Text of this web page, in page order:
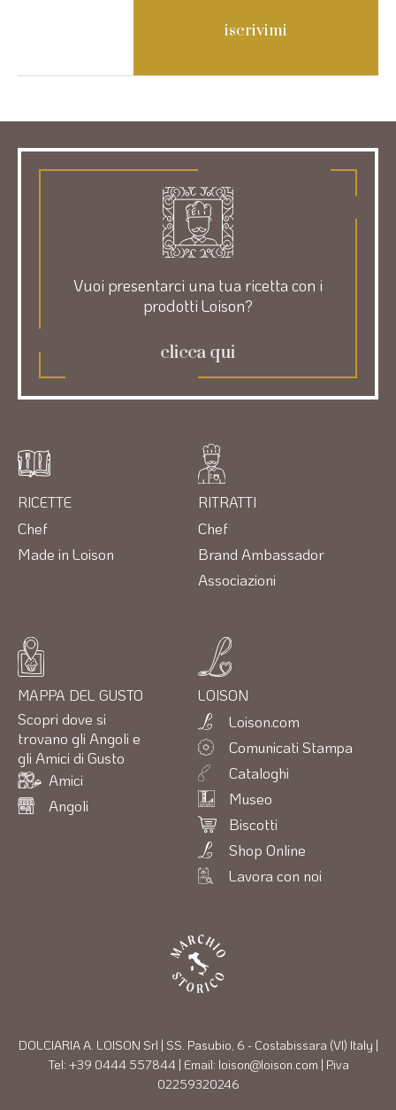
RICETTE
Chef
Made in Loison
RITRATTI
Chef
Brand Ambassador
Associazioni
Vuoi presentarci una tua ricetta con i
prodotti Loison?
clicca qui
MAPPA DEL GUSTO
Scopri dove si
trovano gli Angoli e
gli Amici di Gusto
Amici
Angoli
LOISON
Loison.com
Comunicati Stampa
Cataloghi
Museo
Biscotti
Shop Online
Lavora con noi
DOLCIARIA A. LOISON Srl | SS. Pasubio, 6 - Costabissara (VI) Italy |
Tel: +39 0444 557844 | Email: loison@loison.com | P.iva
02259320246